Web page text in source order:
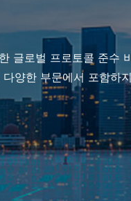
글로벌 프로토콜 준수
양한 부문에서 포함하